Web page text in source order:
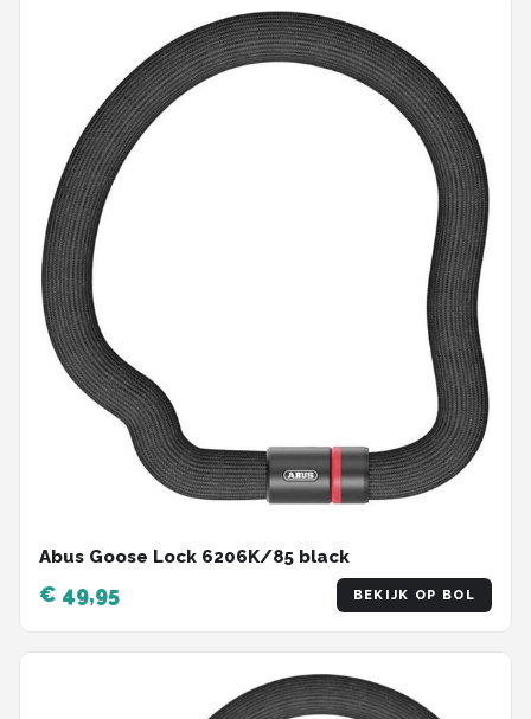
Abus Goose Lock 6206K/85 black
€ 49,95 BEKIJK OP BOL